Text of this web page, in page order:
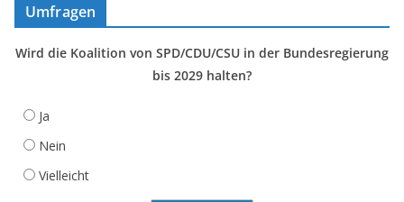
Umfragen
Wird die Koalition von SPD/CDU/CSU in der Bundesregierung
bis 2029 halten?
Ja
Nein
Vielleicht